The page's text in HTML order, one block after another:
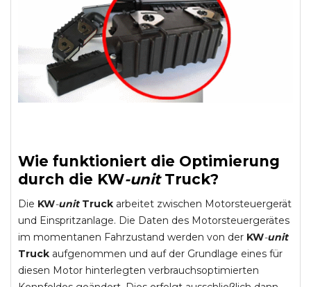
Wie funktioniert die Optimierung
durch die KW-unit Truck?
Die KW-unit Truck arbeitet zwischen Motorsteuergerät
und Einspritzanlage. Die Daten des Motorsteuergerätes
im momentanen Fahrzustand werden von der KW-unit
Truck aufgenommen und auf der Grundlage eines für
diesen Motor hinterlegten verbrauchsoptimierten